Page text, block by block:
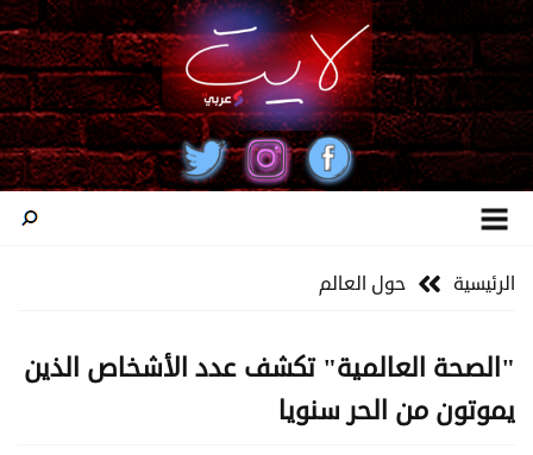
الرئيسية حول العالم
"الصحة العالمية" تكشف عدد الأشخاص الذين
يموتون من الحر سنويا